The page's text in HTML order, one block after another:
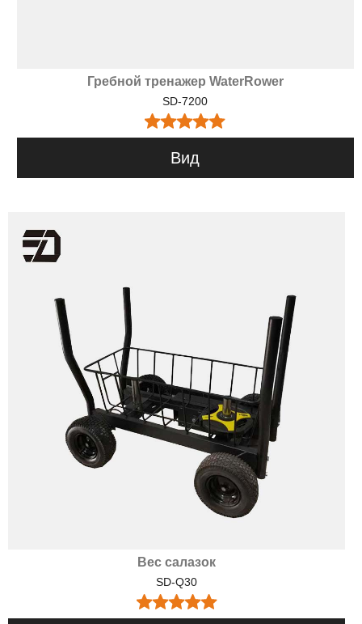
Гребной тренажер WaterRower
SD-7200
Вид
Вес салазок
SD-Q30